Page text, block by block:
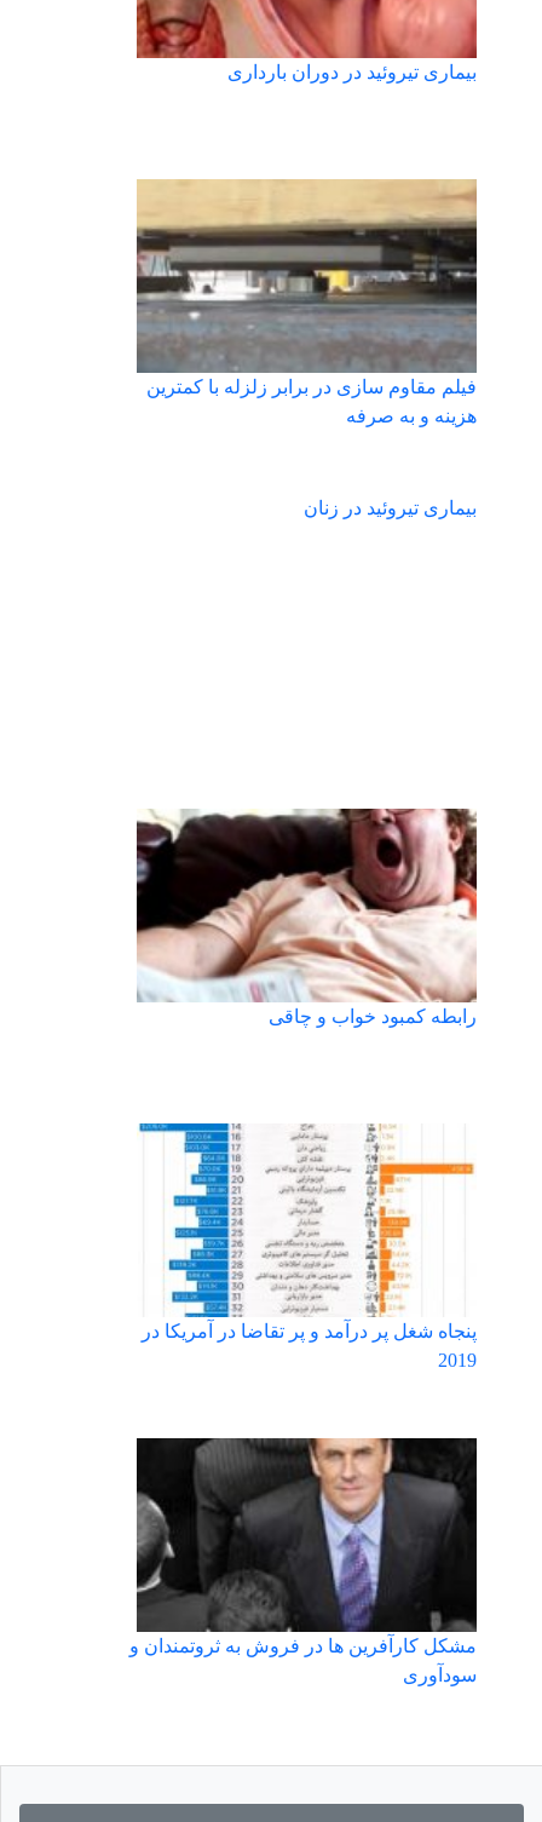
بیماری تیروئید در دوران بارداری
فیلم مقاوم سازی در برابر زلزله با کمترین
هزینه و به صرفه
بیماری تیروئید در زنان
رابطه کمبود خواب و چاقی
پنجاه شغل پر درآمد و پر تقاضا در آمریکا در
2019
مشکل کارآفرین ها در فروش به ثروتمندان و
سودآوری